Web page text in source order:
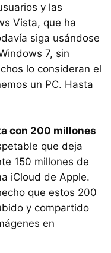
y las
Vista, que ha
siga usándose
7, sin
lo consideran el
un PC. Hasta
con 200 millones
que deja
150 millones de
iCloud de Apple.
que estos 200
y compartido
en